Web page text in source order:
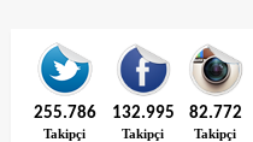
255.786
Takipçi
132.995
Takipçi
82.772
Takipçi